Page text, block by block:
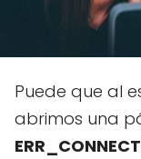
Puede que al
abrimos una